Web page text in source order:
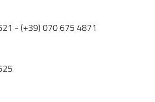
- (+39) 070 675 4871